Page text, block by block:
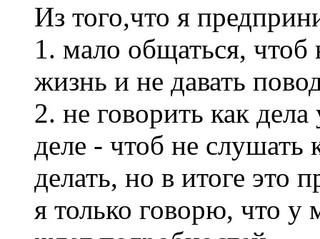
Из того,что я
1. мало общаться, чтоб
жизнь и не давать
2. не говорить как
деле - чтоб не слушать
делать, но в итоге это
я только говорю, что у